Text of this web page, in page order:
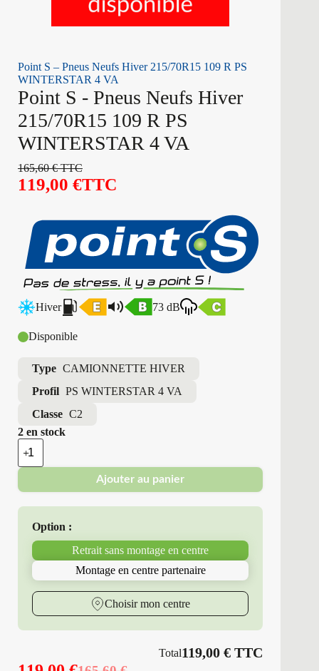
Point S – Pneus Neufs Hiver 215/70R15 109 R PS
WINTERSTAR 4 VA
Point S - Pneus Neufs Hiver
215/70R15 109 R PS
WINTERSTAR 4 VA
165,60€TTC
119,00 €TTC
Hiver 73 dB
Disponible
Type CAMIONNETTE HIVER
Profil PS WINTERSTAR 4 VA
Classe C2
2 en stock
quantité
de
Point
-
Pneus
Hiver
215/70R15
109
WINTERSTAR
Ajouter au panier
Option :
Retrait sans montage en centre
Montage en centre partenaire
Choisir mon centre
Total119,00€ TTC